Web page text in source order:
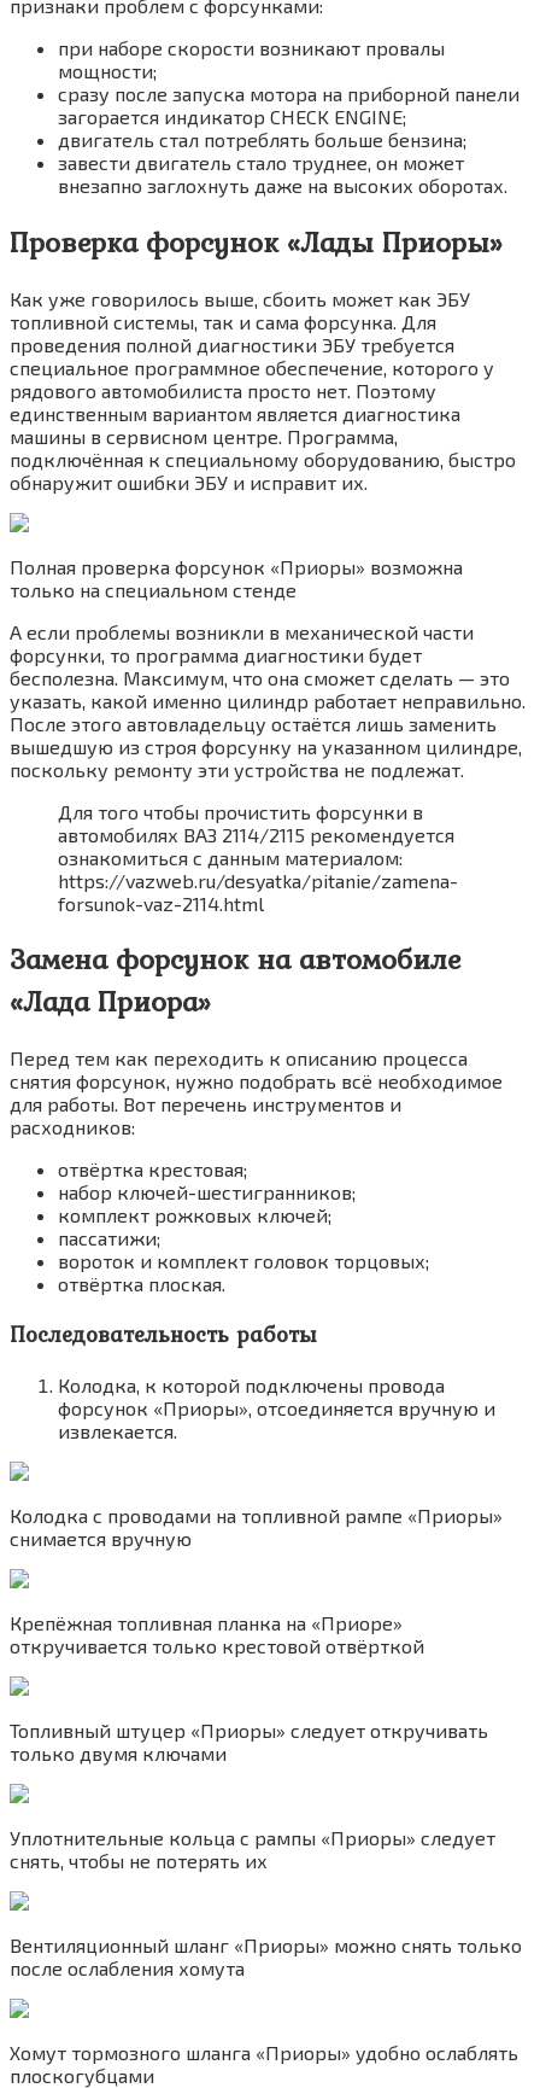
признаки проблем с форсунками:
при наборе скорости возникают провалы
мощности;
сразу после запуска мотора на приборной панели
загорается индикатор CHECK ENGINE;
двигатель стал потреблять больше бензина;
завести двигатель стало труднее, он может
внезапно заглохнуть даже на высоких оборотах.
Проверка форсунок «Лады Приоры»
Как уже говорилось выше, сбоить может как ЭБУ
топливной системы, так и сама форсунка. Для
проведения полной диагностики ЭБУ требуется
специальное программное обеспечение, которого у
рядового автомобилиста просто нет. Поэтому
единственным вариантом является диагностика
машины в сервисном центре. Программа,
подключённая к специальному оборудованию, быстро
обнаружит ошибки ЭБУ и исправит их.
Полная проверка форсунок «Приоры» возможна
только на специальном стенде
А если проблемы возникли в механической части
форсунки, то программа диагностики будет
бесполезна. Максимум, что она сможет сделать — это
указать, какой именно цилиндр работает неправильно.
После этого автовладельцу остаётся лишь заменить
вышедшую из строя форсунку на указанном цилиндре,
поскольку ремонту эти устройства не подлежат.
Для того чтобы прочистить форсунки в
автомобилях ВАЗ 2114/2115 рекомендуется
ознакомиться с данным материалом:
https://vazweb.ru/desyatka/pitanie/zamena-
forsunok-vaz-2114.html
Замена форсунок на автомобиле
«Лада Приора»
Перед тем как переходить к описанию процесса
снятия форсунок, нужно подобрать всё необходимое
для работы. Вот перечень инструментов и
расходников:
отвёртка крестовая;
набор ключей-шестигранников;
комплект рожковых ключей;
пассатижи;
вороток и комплект головок торцовых;
отвёртка плоская.
Последовательность работы
Колодка, к которой подключены провода
форсунок «Приоры», отсоединяется вручную и
извлекается.
Колодка с проводами на топливной рампе «Приоры»
снимается вручную
Крепёжная топливная планка на «Приоре»
откручивается только крестовой отвёрткой
Топливный штуцер «Приоры» следует откручивать
только двумя ключами
Уплотнительные кольца с рампы «Приоры» следует
снять, чтобы не потерять их
Вентиляционный шланг «Приоры» можно снять только
после ослабления хомута
Хомут тормозного шланга «Приоры» удобно ослаблять
плоскогубцами